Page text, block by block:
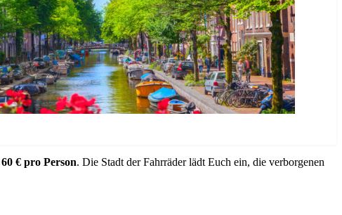
60 € pro Person. Die Stadt der Fahrräder lädt Euch ein, die verborgenen